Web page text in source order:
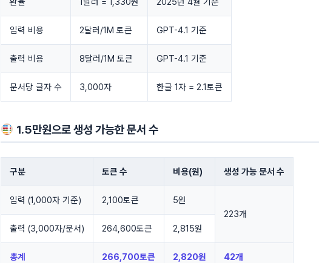
입력 비용 2달러/1M 토큰 GPT-4.1 기준
출력 비용 8달러/1M 토큰 GPT-4.1 기준
문서당 글자 수 3,000자 한글 1자 = 2.1토큰
1.5만원으로 생성 가능한 문서 수
구분 토큰 수 비용(원) 생성 가능 문서 수
입력 (1,000자 기준) 2,100토큰
5원
223개
출력 (3,000자/문서)
264,600토큰 2,815원
총계 266,700토큰 2,820원 42개